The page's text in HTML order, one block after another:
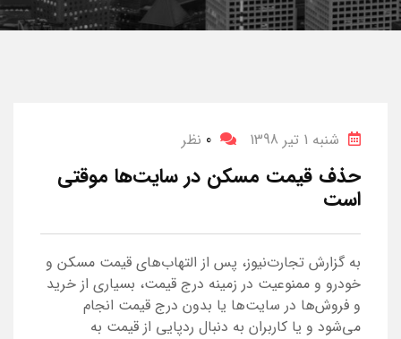
شنبه 1 تیر 1398 0 نظر
حذف قیمت مسکن در سایت‌ها موقتی
است
به گزارش تجارت‌نیوز، پس از التهاب‌های قیمت مسکن و
خودرو و ممنوعیت در زمینه درج قیمت، بسیاری از خرید
و فروش‌ها در سایت‌ها یا بدون درج قیمت انجام
می‌شود و یا کاربران به دنبال ردپایی از قیمت به